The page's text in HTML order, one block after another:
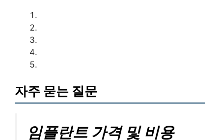
자주 묻는 질문
임플란트 가격 및 비용